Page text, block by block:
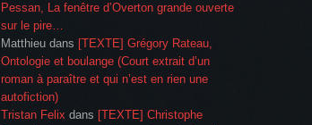
Pessan, La fenêtre d’Overton grande ouverte
sur le pire…
Matthieu dans [TEXTE] Grégory Rateau,
Ontologie et boulange (Court extrait d’un
roman à paraître et qui n’est en rien une
autofiction)
Tristan Felix dans [TEXTE] Christophe